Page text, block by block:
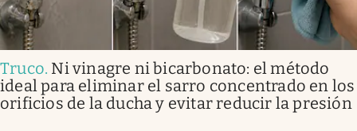
Truco. Ni vinagre ni bicarbonato: el método
ideal para eliminar el sarro concentrado en los
orificios de la ducha y evitar reducir la presión